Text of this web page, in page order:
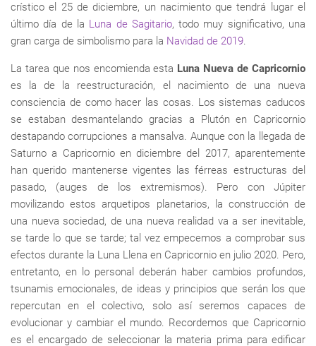
crístico el 25 de diciembre, un nacimiento que tendrá lugar el
último día de la Luna de Sagitario, todo muy significativo, una
gran carga de simbolismo para la Navidad de 2019.
La tarea que nos encomienda esta Luna Nueva de Capricornio
es la de la reestructuración, el nacimiento de una nueva
consciencia de como hacer las cosas. Los sistemas caducos
se estaban desmantelando gracias a Plutón en Capricornio
destapando corrupciones a mansalva. Aunque con la llegada de
Saturno a Capricornio en diciembre del 2017, aparentemente
han querido mantenerse vigentes las férreas estructuras del
pasado, (auges de los extremismos). Pero con Júpiter
movilizando estos arquetipos planetarios, la construcción de
una nueva sociedad, de una nueva realidad va a ser inevitable,
se tarde lo que se tarde; tal vez empecemos a comprobar sus
efectos durante la Luna Llena en Capricornio en julio 2020. Pero,
entretanto, en lo personal deberán haber cambios profundos,
tsunamis emocionales, de ideas y principios que serán los que
repercutan en el colectivo, solo así seremos capaces de
evolucionar y cambiar el mundo. Recordemos que Capricornio
es el encargado de seleccionar la materia prima para edificar